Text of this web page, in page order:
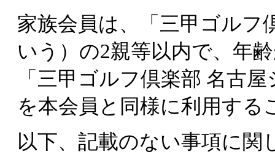
家族会員は、「三甲ゴルフ
いう）の2親等以内で、年
「三甲ゴルフ倶楽部 名古
を本会員と同様に利用する
以下、記載のない事項に